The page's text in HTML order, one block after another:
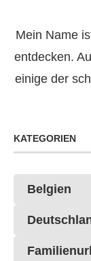
Mein Name
entdecken.
einige der
KATEGORIEN
Belgien